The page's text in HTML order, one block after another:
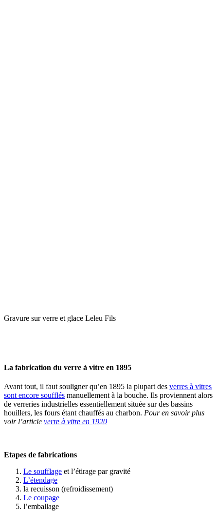
Gravure sur verre et glace Leleu Fils
La fabrication du verre à vitre en 1895
Avant tout, il faut souligner qu’en 1895 la plupart des verres à vitres
sont encore soufflés manuellement à la bouche. Ils proviennent alors
de verreries industrielles essentiellement située sur des bassins
houillers, les fours étant chauffés au charbon. Pour en savoir plus
voir l’article verre à vitre en 1920
Etapes de fabrications
Le soufflage et l’étirage par gravité
L’étendage
la recuisson (refroidissement)
Le coupage
l’emballage